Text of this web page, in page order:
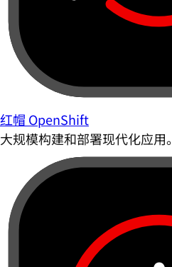
红帽 OpenShift
大规模构建和部署现代化应用。